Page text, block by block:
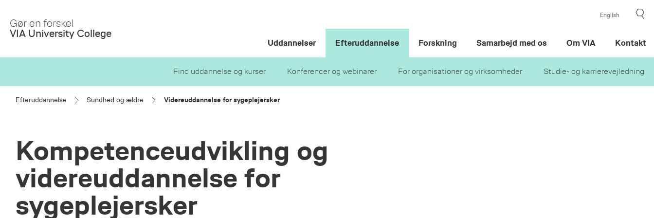
Main
Content
Gør en forskel
VIA University College
English
Uddannelser Efteruddannelse
Find uddannelse og kurser Konferencer og webinarer For organisationer og virksomheder Studie- og karrierevejledning
Forskning Samarbejd med os Om VIA Kontakt
Efteruddannelse Sundhed og ældre Videreuddannelse for sygeplejersker
Kompetenceudvikling og
videreuddannelse for
sygeplejersker